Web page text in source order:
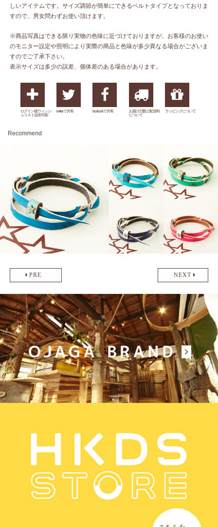
しいアイテムです。サイズ調節が簡単にできるベルトタイプとなっておりま
すので、男女問わずお使い頂けます。
※商品写真はできる限り実物の色味に近づけておりますが、お客様のお使い
のモニター設定や照明により実際の商品と色味が多少異なる場合がございま
すのでご了承下さい。
表示サイズは多少の誤差、個体差のある場合があります。
ログイン後ウィッシ
ュリスト追加可能
twitterで共有 facebookで共有
お届け日数と配送料
について
ラッピングについて
Recommend